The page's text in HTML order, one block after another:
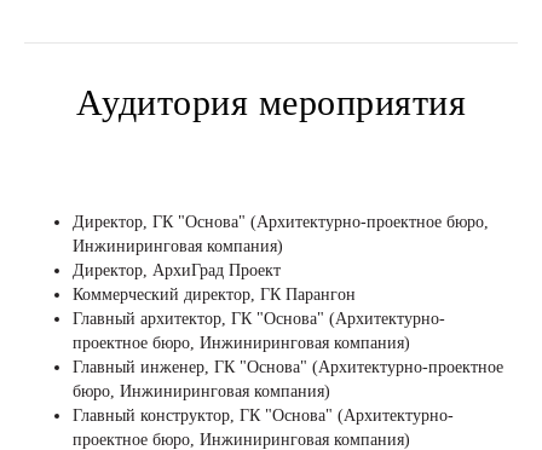
Аудитория мероприятия
Директор, ГК "Основа" (Архитектурно-проектное бюро,
Инжиниринговая компания)
Директор, АрхиГрад Проект
Коммерческий директор, ГК Парангон
Главный архитектор, ГК "Основа" (Архитектурно-
проектное бюро, Инжиниринговая компания)
Главный инженер, ГК "Основа" (Архитектурно-проектное
бюро, Инжиниринговая компания)
Главный конструктор, ГК "Основа" (Архитектурно-
проектное бюро, Инжиниринговая компания)